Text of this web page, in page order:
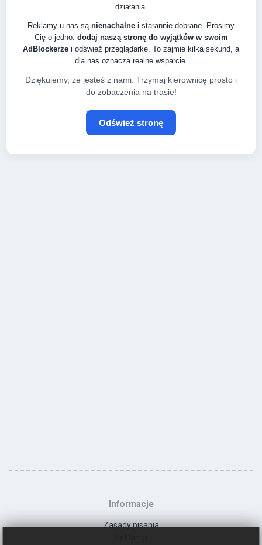
działania.
Reklamy u nas są nienachalne i starannie dobrane. Prosimy
Cię o jedno: dodaj naszą stronę do wyjątków w swoim
AdBlockerze i odśwież przeglądarkę. To zajmie kilka sekund, a
dla nas oznacza realne wsparcie.
Dziękujemy, że jesteś z nami. Trzymaj kierownicę prosto i
do zobaczenia na trasie!
Odśwież stronę
Informacje
Zasady pisania